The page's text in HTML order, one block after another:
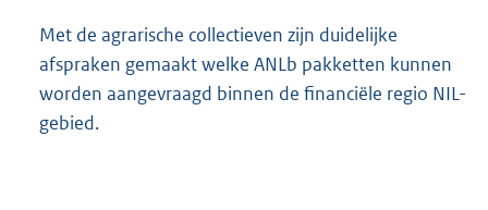
Met de agrarische collectieven zijn duidelijke
afspraken gemaakt welke ANLb pakketten kunnen
worden aangevraagd binnen de financiële regio NIL-
gebied.